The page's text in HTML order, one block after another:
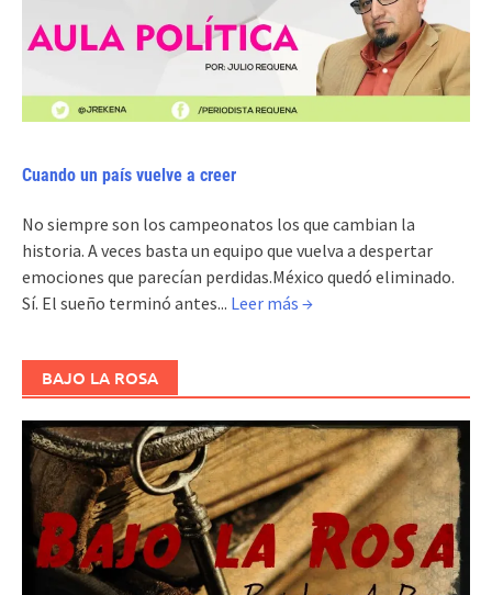
Cuando un país vuelve a creer
No siempre son los campeonatos los que cambian la
historia. A veces basta un equipo que vuelva a despertar
emociones que parecían perdidas.México quedó eliminado.
Sí. El sueño terminó antes... Leer más →
BAJO LA ROSA